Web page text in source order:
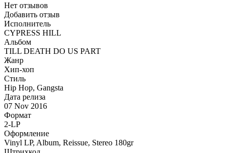
Нет отзывов
Добавить отзыв
Исполнитель
CYPRESS HILL
Альбом
TILL DEATH DO US PART
Жанр
Хип-хоп
Стиль
Hip Hop, Gangsta
Дата релиза
07 Nov 2016
Формат
2-LP
Оформление
Vinyl LP, Album, Reissue, Stereo 180gr